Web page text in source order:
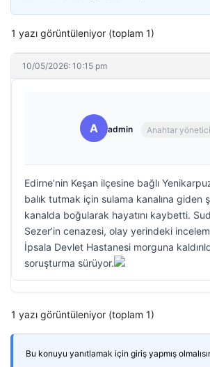
1 yazı görüntüleniyor (toplam 1)
10/05/2026: 10:15 pm
A admin Anahtar yönetici
Edirne’nin Keşan ilçesine bağlı
balık tutmak için sulama kanalına giden
kanalda boğularak hayatını kaybetti.
Sezer’in cenazesi, olay yerindeki
İpsala Devlet Hastanesi morguna
soruşturma sürüyor.
1 yazı görüntüleniyor (toplam 1)
Bu konuyu yanıtlamak için giriş yapmış